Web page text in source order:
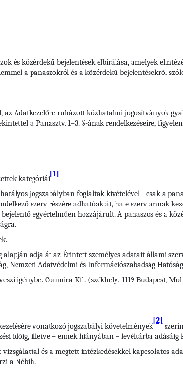
és közérdekű bejelentések elbírálása, amelyek
a panaszokról és a közérdekű bejelentésekről
az Adatkezelőre ruházott közhatalmi jogosítványok
a Panasztv. 1–3. §-ának rendelkezéseire,
kategóriái
[1]
jogszabályban foglaltak kivételével - csak a
szerv részére adhatóak át, ha e szerv annak
egyértelműen hozzájárult. A panaszos és a
alapján adja át az Érintett személyes adatait állami
Nemzeti Adatvédelmi és Információszabadság
igénybe: Comnica Kft. (székhely: 1119 Budapest,
vonatkozó jogszabályi követelmények
[2]
időig, illetve – ennek hiányában – levéltárba adásáig
és a megtett intézkedésekkel kapcsolatos
a Nébih.